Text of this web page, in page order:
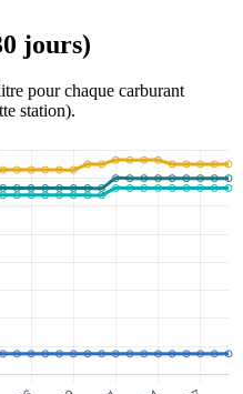
jours)
pour chaque carburant
station).